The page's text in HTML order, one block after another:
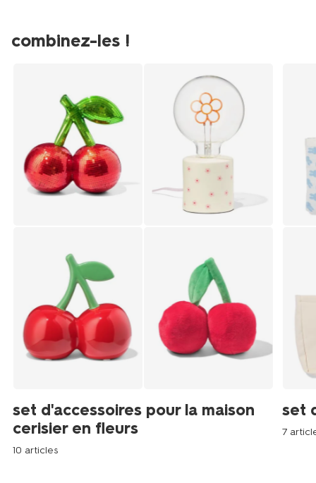
combinez-les !
set d'accessoires pour la maison
cerisier en fleurs
10 articles
set
7